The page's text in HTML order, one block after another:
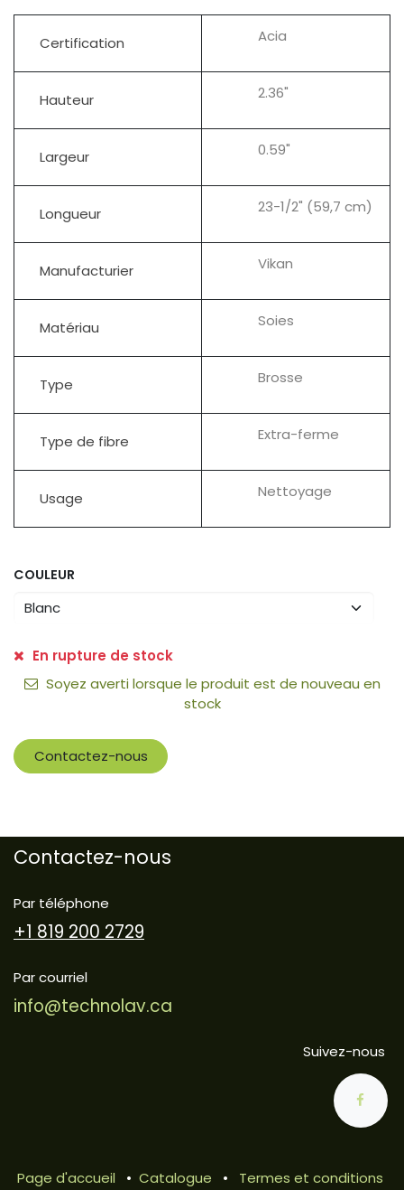
Certification Acia
Hauteur 2.36"
Largeur 0.59"
Longueur 23-1/2" (59,7 cm)
Manufacturier Vikan
Matériau Soies
Type Brosse
Type de fibre Extra-ferme
Usage Nettoyage
COULEUR
En rupture de stock
Soyez averti lorsque le produit est de nouveau en
stock
Contactez-nous
Contactez-nous
Par téléphone
+1 819 200 2729
Par courriel
info@technolav.ca
Suivez-nous
Page d'accueil • Catalogue •
Termes et conditions